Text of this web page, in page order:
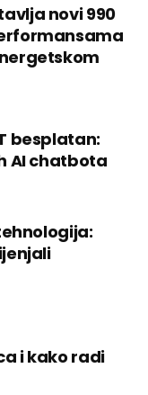
novi 990
besplatan:
AI chatbota
i kako radi